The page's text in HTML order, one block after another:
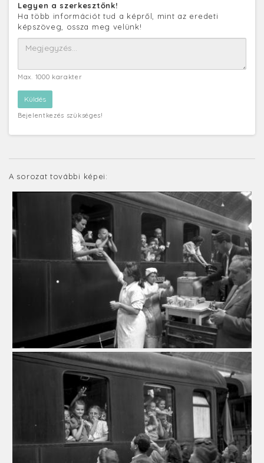
Legyen a szerkesztőnk!
Ha több információt tud a képről, mint az eredeti
képszöveg, ossza meg velünk!
Max. 1000 karakter
Bejelentkezés szükséges!
A sorozat további képei: